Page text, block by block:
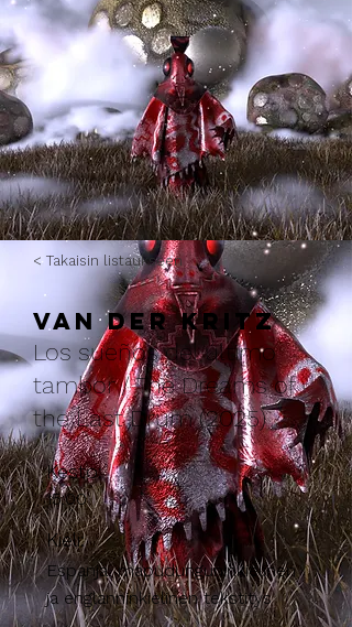
< Takaisin listaukseen
Van der Kritz
Los sueños del último
tambor / The Dreams of
the Last Drum (2025)
Kesto:
15:00
Kieli:
Espanja, mapudunguninkielinen
ja englanninkielinen tekstitys